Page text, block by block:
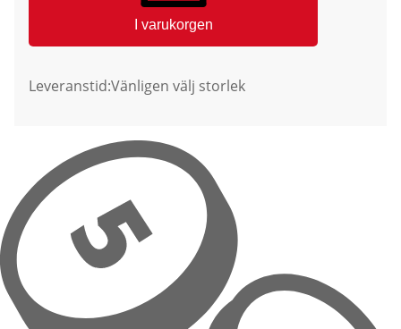
I varukorgen
Leveranstid:Vänligen välj storlek